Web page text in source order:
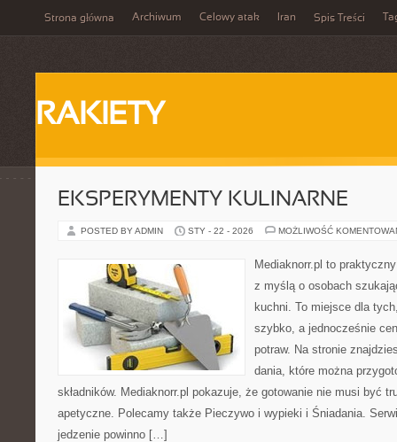
Strona główna Archiwum Celowy atak Iran Spis Treści
RAKIETY
EKSPERYMENTY KULINARNE
POSTED BY ADMIN STY - 22 - 2026 MOŻLIWOŚĆ
Mediaknorr.pl to
z myślą o osobach
kuchni. To miejsce dla
szybko, a jednocześnie
potraw. Na stronie
dania, które można
składników. Mediaknorr.pl pokazuje, że gotowanie nie musi być
apetyczne. Polecamy także Pieczywo i wypieki i Śniadania.
jedzenie powinno […]